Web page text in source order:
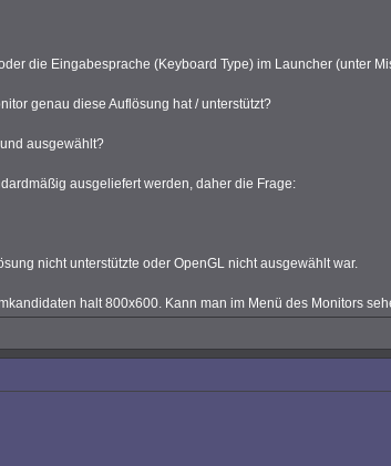
die Eingabesprache (Keyboard Type) im Launcher (unter
genau diese Auflösung hat / unterstützt?
ausgewählt?
ausgeliefert werden, daher die Frage:
nicht unterstützte oder OpenGL nicht ausgewählt war.
halt 800x600. Kann man im Menü des Monitors